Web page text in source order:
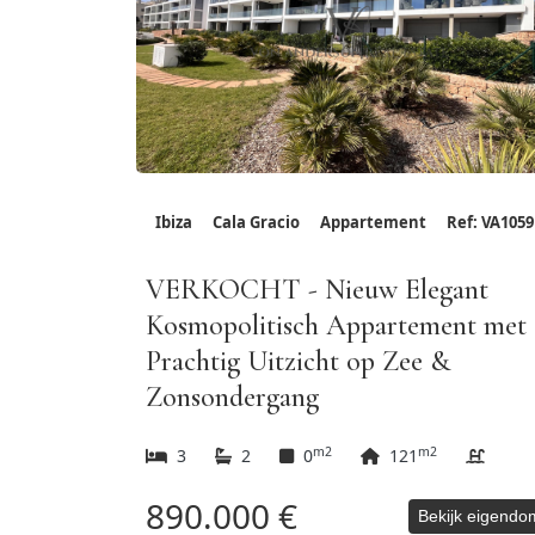
Ibiza Cala Gracio Appartement Ref: VA1059
VERKOCHT - Nieuw Elegant
Kosmopolitisch Appartement met
Prachtig Uitzicht op Zee &
Zonsondergang
3 2 0m2 121 m2
890.000 € Bekijk